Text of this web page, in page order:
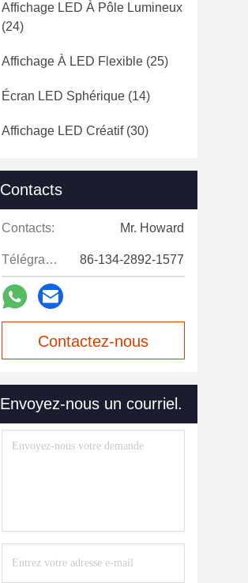
Affichage LED À Pôle Lumineux
(24)
Affichage À LED Flexible (25)
Écran LED Sphérique (14)
Affichage LED Créatif(30)
Contacts
Contacts: Mr. Howard
Télégramme: 86-134-2892-1577
Contactez-nous
Envoyez-nous un courriel.